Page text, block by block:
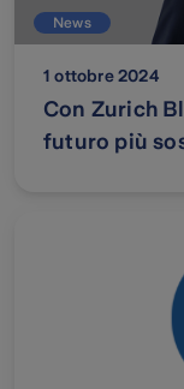
News
1 ottobre 2024
Con Zurich
futuro più